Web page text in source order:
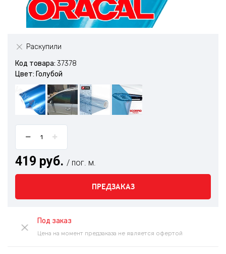
Раскупили
Код товара: 37378
Цвет: Голубой
419 руб. / пог. м.
ПРЕДЗАКАЗ
Под заказ
Цена на момент предзаказа не является офертой